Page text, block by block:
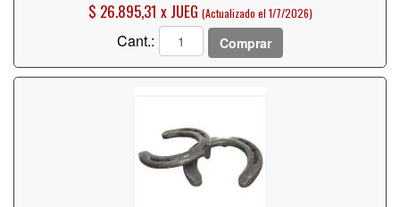
$ 26.895,31 x JUEG (Actualizado el 1/7/2026)
Cant.: Comprar